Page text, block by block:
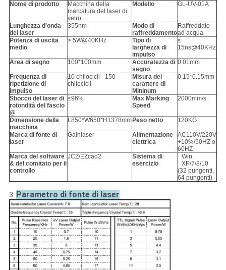
Nome di prodotto
Macchina della
marcatura del laser di
vetro
Modello GL-UV-01A
Lunghezza d'onda
del laser
355nm
Modo di
raffreddamento
Raffreddato
ad acqua
Potenza di uscita
medio
> 5W@40KHz
Tipo di
larghezza di
impulso
≤
15ns@40KHz
Area di segno 100*100mm
Accuratezza di
segno
0.01mm
Frequenza di
ripetizione di
impulso
10 chilocicli - 150
chilocicli
Misura del
carattere di
Mininum
0.15*0.15mm
Sbocco del laser di
rotondità del fascio
@
≤96%
Max Marking
Speed
2000mm/s
Dimensione della
macchina
L850*W650*H1378mm Peso netto 120KG
Marca di fonte di
laser
Gainlaser
Alimentazione
elettrica
AC110V/220V
+10%/50HZ o
60HZ
Marca del software
& del comitato per il
controllo
JCZ/EZcad2
Sistema di
esercizio
Win
XP/7/8/10
(32 pungenti,
64 pungenti)
3. Parametro di fonte di laser